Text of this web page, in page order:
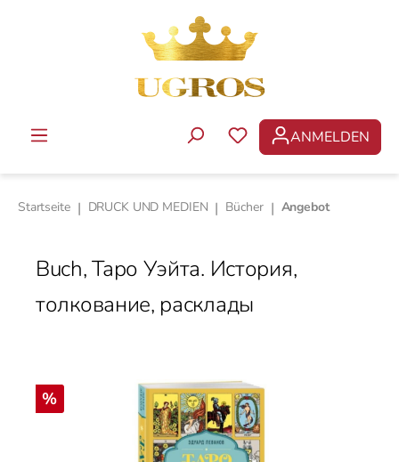
DU HAST 0
ANMELDEN
Startseite | DRUCK UND MEDIEN | Bücher | Angebot
Buch, Таро Уэйта. История,
толкование, расклады
Rabatt
%